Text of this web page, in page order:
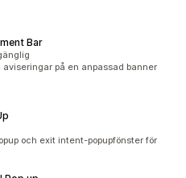
Bar
på en anpassad banner
och exit intent-popupfönster för